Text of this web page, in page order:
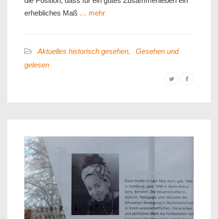
erhebliches Maß … mehr
Aktuelles historisch gesehen,
Gesehen und
gelesen